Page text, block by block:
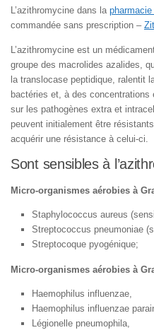
L’azithromycine dans la
commandée sans prescription –
L’azithromycine est un
groupe des macrolides azalides,
la translocase peptidique, ralentit
bactéries et, à des
sur les pathogènes extra et
peuvent initialement être résistants
acquérir une résistance à celui-ci.
Sont sensibles à
Micro-organismes aérobies à
Staphylococcus aureus
Streptococcus pneumoniae
Streptocoque pyogénique;
Micro-organismes aérobies à
Haemophilus influenzae,
Haemophilus influenzae
Légionelle pneumophila,